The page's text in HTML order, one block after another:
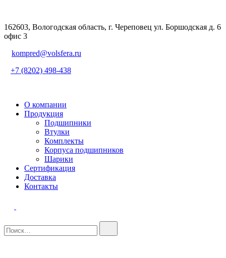
162603, Вологодская область, г. Череповец ул. Боршодская д. 6
офис 3
kompred@volsfera.ru
+7 (8202) 498-438
О компании
Продукция
Подшипники
Втулки
Комплекты
Корпуса подшипников
Шарики
Сертификация
Доставка
Контакты